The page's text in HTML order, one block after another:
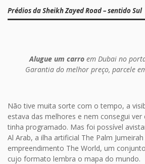
Prédios da Sheikh Zayed Road – sentido Sul
Alugue um carroem Dubai no
Garantia do melhor preço, parcele
Não tive muita sorte com o tempo, a
estava das melhores e nem consegui
tinha programado. Mas foi possível
Al Arab, a ilha artificial The Palm
empreendimento The World, um
cujo formato lembra o mapa do mundo.